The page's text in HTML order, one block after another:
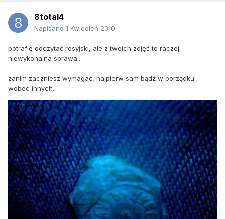
8total4
Napisano 1 Kwiecień 2010
potrafię odczytać rosyjski, ale z twoich zdjęć to raczej
niewykonalna sprawa..
zanim zaczniesz wymagać, najpierw sam bądź w porządku
wobec innych.